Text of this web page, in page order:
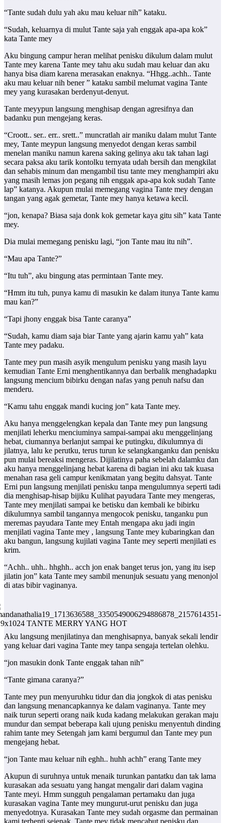
“Tante sudah dulu yah aku mau keluar nih” kataku.
“Sudah, keluarnya di mulut Tante saja yah enggak apa-apa kok”
kata Tante mey
Aku bingung campur heran melihat penisku dikulum dalam mulut
Tante mey karena Tante mey tahu aku sudah mau keluar dan aku
hanya bisa diam karena merasakan enaknya. “Hhgg..achh.. Tante
aku mau keluar nih bener ” kataku sambil melumat vagina Tante
mey yang kurasakan berdenyut-denyut.
Tante meyypun langsung menghisap dengan agresifnya dan
badanku pun mengejang keras.
“Croott.. ser.. err.. srett..” muncratlah air maniku dalam mulut Tante
mey, Tante meypun langsung menyedot dengan keras sambil
menelan maniku namun karena saking gelinya aku tak tahan lagi
secara paksa aku tarik kontolku ternyata udah bersih dan mengkilat
dan sehabis minum dan mengambil tisu tante mey menghampiri aku
yang masih lemas jon pegang nih enggak apa-apa kok sudah Tante
lap” katanya. Akupun mulai memegang vagina Tante mey dengan
tangan yang agak gemetar, Tante mey hanya ketawa kecil.
“jon, kenapa? Biasa saja donk kok gemetar kaya gitu sih” kata Tante
mey.
Dia mulai memegang penisku lagi, “jon Tante mau itu nih”.
“Mau apa Tante?”
“Itu tuh”, aku bingung atas permintaan Tante mey.
“Hmm itu tuh, punya kamu di masukin ke dalam itunya Tante kamu
mau kan?”
“Tapi jhony enggak bisa Tante caranya”
“Sudah, kamu diam saja biar Tante yang ajarin kamu yah” kata
Tante mey padaku.
Tante mey pun masih asyik mengulum penisku yang masih layu
kemudian Tante Erni menghentikannya dan berbalik menghadapku
langsung mencium bibirku dengan nafas yang penuh nafsu dan
menderu.
“Kamu tahu enggak mandi kucing jon” kata Tante mey.
Aku hanya menggelengkan kepala dan Tante mey pun langsung
menjilati leherku menciuminya sampai-sampai aku menggelinjang
hebat, ciumannya berlanjut sampai ke putingku, dikulumnya di
jilatnya, lalu ke perutku, terus turun ke selangkanganku dan penisku
pun mulai bereaksi mengeras. Dijilatinya paha sebelah dalamku dan
aku hanya menggelinjang hebat karena di bagian ini aku tak kuasa
menahan rasa geli campur kenikmatan yang begitu dahsyat. Tante
Erni pun langsung menjilati penisku tanpa mengulumnya seperti tadi
dia menghisap-hisap bijiku Kulihat payudara Tante mey mengeras,
Tante mey menjilati sampai ke betisku dan kembali ke bibirku
dikulumnya sambil tangannya mengocok penisku, tanganku pun
meremas payudara Tante mey Entah mengapa aku jadi ingin
menjilati vagina Tante mey , langsung Tante mey kubaringkan dan
aku bangun, langsung kujilati vagina Tante mey seperti menjilati es
krim.
“Achh.. uhh.. hhghh.. acch jon enak banget terus jon, yang itu isep
jilatin jon” kata Tante mey sambil menunjuk sesuatu yang menonjol
di atas bibir vaginanya.
Aku langsung menjilatinya dan menghisapnya, banyak sekali lendir
yang keluar dari vagina Tante mey tanpa sengaja tertelan olehku.
“jon masukin donk Tante enggak tahan nih”
“Tante gimana caranya?”
Tante mey pun menyuruhku tidur dan dia jongkok di atas penisku
dan langsung menancapkannya ke dalam vaginanya. Tante mey
naik turun seperti orang naik kuda kadang melakukan gerakan maju
mundur dan sempat beberapa kali ujung penisku menyentuh dinding
rahim tante mey Setengah jam kami bergumul dan Tante mey pun
mengejang hebat.
“jon Tante mau keluar nih eghh.. huhh achh” erang Tante mey
Akupun di suruhnya untuk menaik turunkan pantatku dan tak lama
kurasakan ada sesuatu yang hangat mengalir dari dalam vagina
Tante meyi. Hmm sungguh pengalaman pertamaku dan juga
kurasakan vagina Tante mey mungurut-urut penisku dan juga
menyedotnya. Kurasakan Tante mey sudah orgasme dan permainan
kami terhenti sejenak. Tante mey tidak mencabut penisku dan